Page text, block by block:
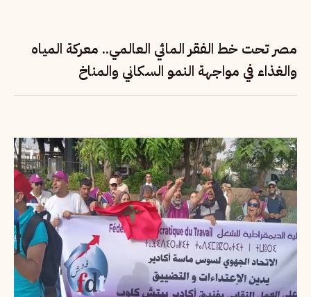
مصر تحت خط الفقر المائي العالمي.. معركة المياه
والغذاء في مواجهة النمو السكاني والمناخ